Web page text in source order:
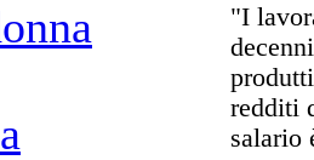
"I
redditi
salario